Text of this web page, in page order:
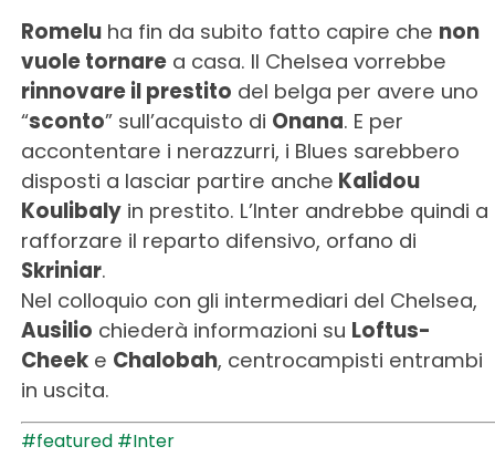
Romeluha fin da subito fatto capire che non
vuole tornarea casa. Il Chelsea vorrebbe
rinnovare il prestito del belga per avere uno
“sconto” sull’acquisto di Onana. E per
accontentare i nerazzurri, i Blues sarebbero
disposti a lasciar partire anche Kalidou
Koulibalyin prestito. L’Inter andrebbe quindi a
rafforzare il reparto difensivo, orfano di
Skriniar.
Nel colloquio con gli intermediari del Chelsea,
Ausilio chiederà informazioni su Loftus-
Cheeke Chalobah, centrocampisti entrambi
in uscita.
#featured #Inter